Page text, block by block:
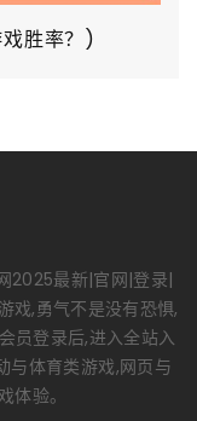
胜率？)
2025最新|官网|登录|
,勇气不是没有恐惧,
员登录后,进入全站入
与体育类游戏,网页与
体验。